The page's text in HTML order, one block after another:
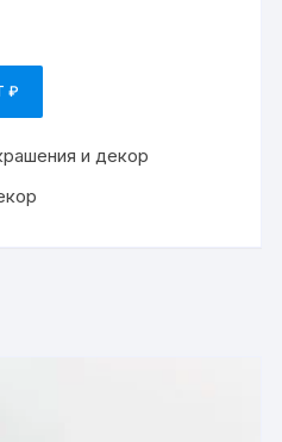
₽
и декор